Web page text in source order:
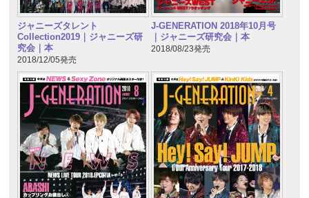
ジャニーズタレント
Collection2019｜ジャニーズ研
究会｜本
2018/12/05発売
J-GENERATION 2018年10月号
｜ジャニーズ研究会｜本
2018/08/23発売